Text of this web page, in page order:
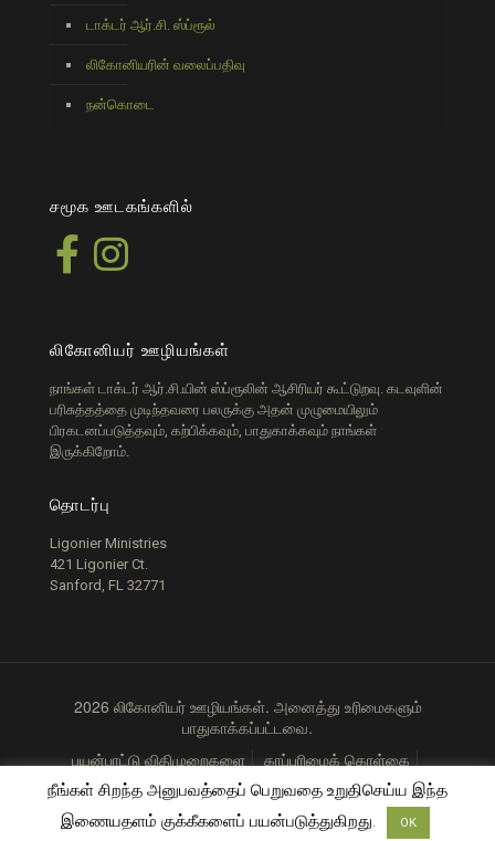
டாக்டர் ஆர்.சி. ஸ்ப்ரூல்
லிகோனியரின் வலைப்பதிவு
நன்கொடை
சமூக ஊடகங்களில்
லிகோனியர் ஊழியங்கள்
நாங்கள் டாக்டர் ஆர்.சி.யின் ஸ்ப்ரூலின் ஆசிரியர் கூட்டுறவு. கடவுளின்
பரிசுத்தத்தை முடிந்தவரை பலருக்கு அதன் முழுமையிலும்
பிரகடனப்படுத்தவும், கற்பிக்கவும், பாதுகாக்கவும் நாங்கள்
இருக்கிறோம்.
தொடர்பு
Ligonier Ministries
421 Ligonier Ct.
Sanford, FL 32771
2026 லிகோனியர் ஊழியங்கள். அனைத்து உரிமைகளும்
பாதுகாக்கப்பட்டவை.
பயன்பாட்டு விதிமுறைகளை
காப்புரிமைக் கொள்கை
தனியுரிமைக் கொள்கை
நீங்கள் சிறந்த அனுபவத்தைப் பெறுவதை உறுதிசெய்ய இந்த
இணையதளம் குக்கீகளைப் பயன்படுத்துகிறது.
OK